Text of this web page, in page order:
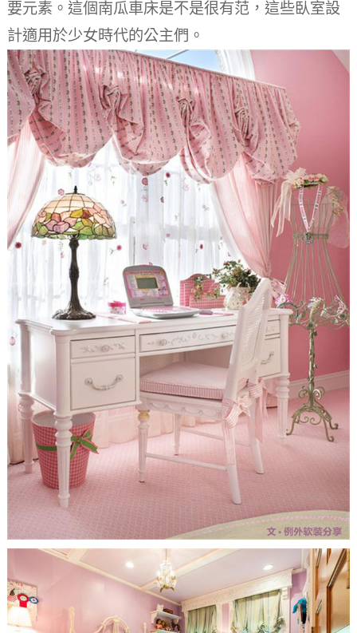
要元素。這個南瓜車床是不是很有范，這些臥室設
計適用於少女時代的公主們。